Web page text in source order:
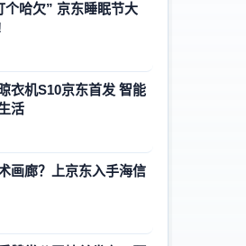
个哈欠” 京东睡眠节大
衣机S10京东首发 智能
活
画廊？上京东入手海信